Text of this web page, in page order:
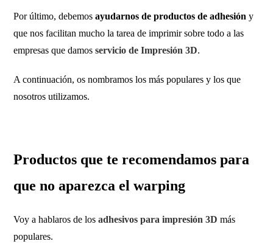
Por último, debemosayudarnos de productos de adhesión y
que nos facilitan mucho la tarea de imprimir sobre todo a las
empresas que damosservicio de Impresión 3D.
A continuación, os nombramos los más populares y los que
nosotros utilizamos.
Productos que te recomendamos para
que no aparezca el warping
Voy a hablaros de losadhesivos para impresión 3D más
populares.